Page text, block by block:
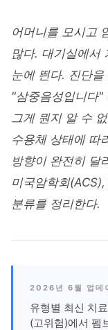
어머니를 모시고
많다. 대기실에서
눈에 띈다. 진단
"삼중음성입니다"
그게 뭔지 알 수
수용체 상태에 따
방향이 완전히 달
미국암학회
분류를 정리한다.
2026년 6월 업데
유형별 최신 치
(고위험)에서 펨